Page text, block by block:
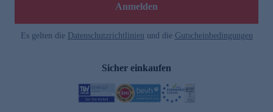
Anmelden
Es gelten die Datenschutzrichtlinien und die Gutscheinbedingungen
Sicher einkaufen